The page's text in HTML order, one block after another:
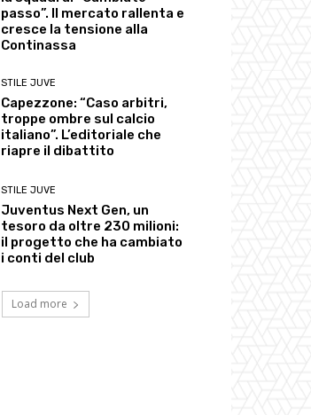
passo”. Il mercato rallenta e
cresce la tensione alla
Continassa
STILE JUVE
Capezzone: “Caso arbitri,
troppe ombre sul calcio
italiano”. L’editoriale che
riapre il dibattito
STILE JUVE
Juventus Next Gen, un
tesoro da oltre 230 milioni:
il progetto che ha cambiato
i conti del club
Load more